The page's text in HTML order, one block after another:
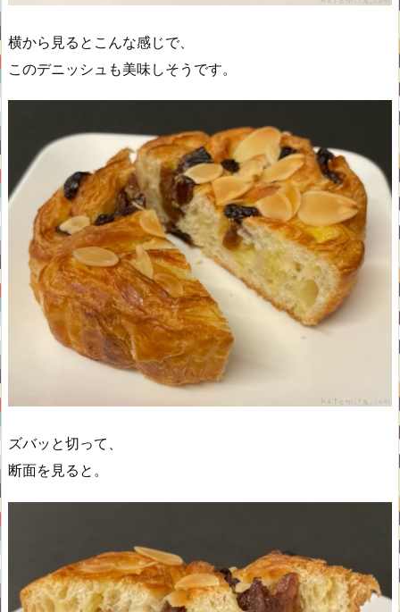
横から見るとこんな感じで、
このデニッシュも美味しそうです。
ズバッと切って、
断面を見ると。